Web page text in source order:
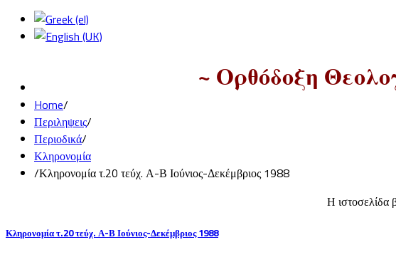
~ Ορθόδοξη
Home/
Περιληψεις/
Περιοδικά/
Κληρονομία
/Κληρονομία τ.20 τεύχ. Α-Β Ιούνιος-Δεκέμβριος 1988
Η ιστοσελίδα
Κληρονομία τ.20 τεύχ. Α-Β Ιούνιος-Δεκέμβριος 1988